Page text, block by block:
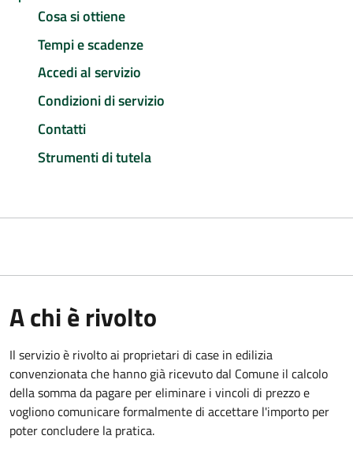
Cosa si ottiene
Tempi e scadenze
Accedi al servizio
Condizioni di servizio
Contatti
Strumenti di tutela
A chi è rivolto
Il servizio è rivolto ai proprietari di case in edilizia
convenzionata che hanno già ricevuto dal Comune il calcolo
della somma da pagare per eliminare i vincoli di prezzo e
vogliono comunicare formalmente di accettare l'importo per
poter concludere la pratica.